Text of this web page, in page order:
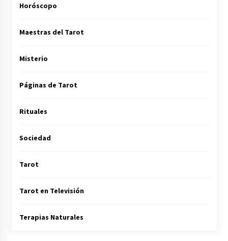
Horóscopo
Maestras del Tarot
Misterio
Páginas de Tarot
Rituales
Sociedad
Tarot
Tarot en Televisión
Terapias Naturales